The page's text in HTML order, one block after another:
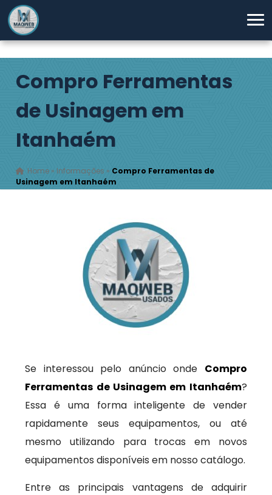
Compro Ferramentas
de Usinagem em
Itanhaém
Home » Informações » Compro Ferramentas de
Usinagem em Itanhaém
Se interessou pelo anúncio onde Compro
Ferramentas de Usinagem em Itanhaém?
Essa é uma forma inteligente de vender
rapidamente seus equipamentos, ou até
mesmo utilizando para trocas em novos
equipamentos disponíveis em nosso catálogo.
Entre as principais vantagens de adquirir